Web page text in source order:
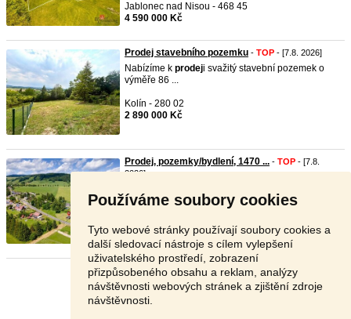
Používáme soubory cookies
Tyto webové stránky používají soubory cookies a
další sledovací nástroje s cílem vylepšení
uživatelského prostředí, zobrazení
přizpůsobeného obsahu a reklam, analýzy
návštěvnosti webových stránek a zjištění zdroje
návštěvnosti.
Jablonec nad Nisou - 468 45
4 590 000 Kč
Prodej stavebního pozemku - TOP - [7.8. 2026]
Nabízíme k prodeji svažitý stavební pozemek o
výměře 86 ...
Kolín - 280 02
2 890 000 Kč
Prodej, pozemky/bydlení, 1470 ... - TOP - [7.8.
2026]
470 m² v ma ...
Bruntál - 793 74
1 130 000 Kč
Stránka: 1 2 3 Další